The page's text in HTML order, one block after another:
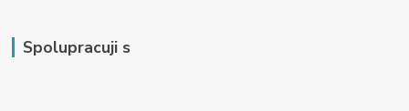
Spolupracuji s